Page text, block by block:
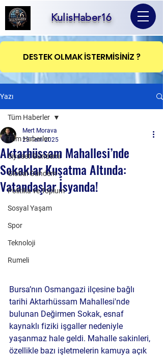
KulisHaber16
DESTEK OLMAK İSTERMİSİNİZ ?
Yazı
Tüm Haberler
Siyaset Gündemi
Global Gündem
Politika ve Toplum
Sosyal Yaşam
Spor
Teknoloji
Rumeli
Tüm Haberler
Aktarhüssam Mahallesi’nde
Sokaklar Kuşatma Altında:
Vatandaşlar İsyanda!
Mert Morava
23 Tem 2025
Bursa’nın Osmangazi ilçesine bağlı
tarihi Aktarhüssam Mahallesi'nde
bulunan Değirmen Sokak, esnaf
kaynaklı fiziki işgaller nedeniyle
yaşanmaz hale geldi. Mahalle sakinleri,
özellikle bazı işletmelerin kamuya açık